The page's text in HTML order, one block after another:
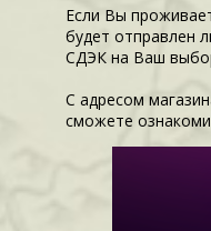
Если Вы
будет отправлен
СДЭК на Ваш
С адресом
сможете